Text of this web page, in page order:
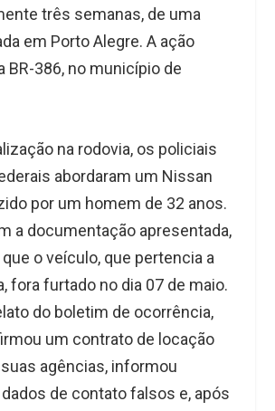
três semanas, de uma
em Porto Alegre. A ação
BR-386, no município de
na rodovia, os policiais
abordaram um Nissan
por um homem de 32 anos.
a documentação apresentada,
o veículo, que pertencia a
fora furtado no dia 07 de maio.
do boletim de ocorrência,
um contrato de locação
agências, informou
de contato falsos e, após